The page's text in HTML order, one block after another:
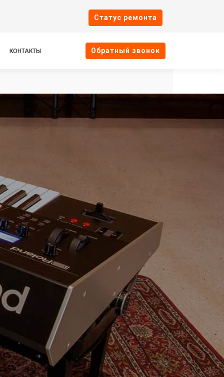
Cтатус ремонта
КОНТАКТЫ Oбратный звонок